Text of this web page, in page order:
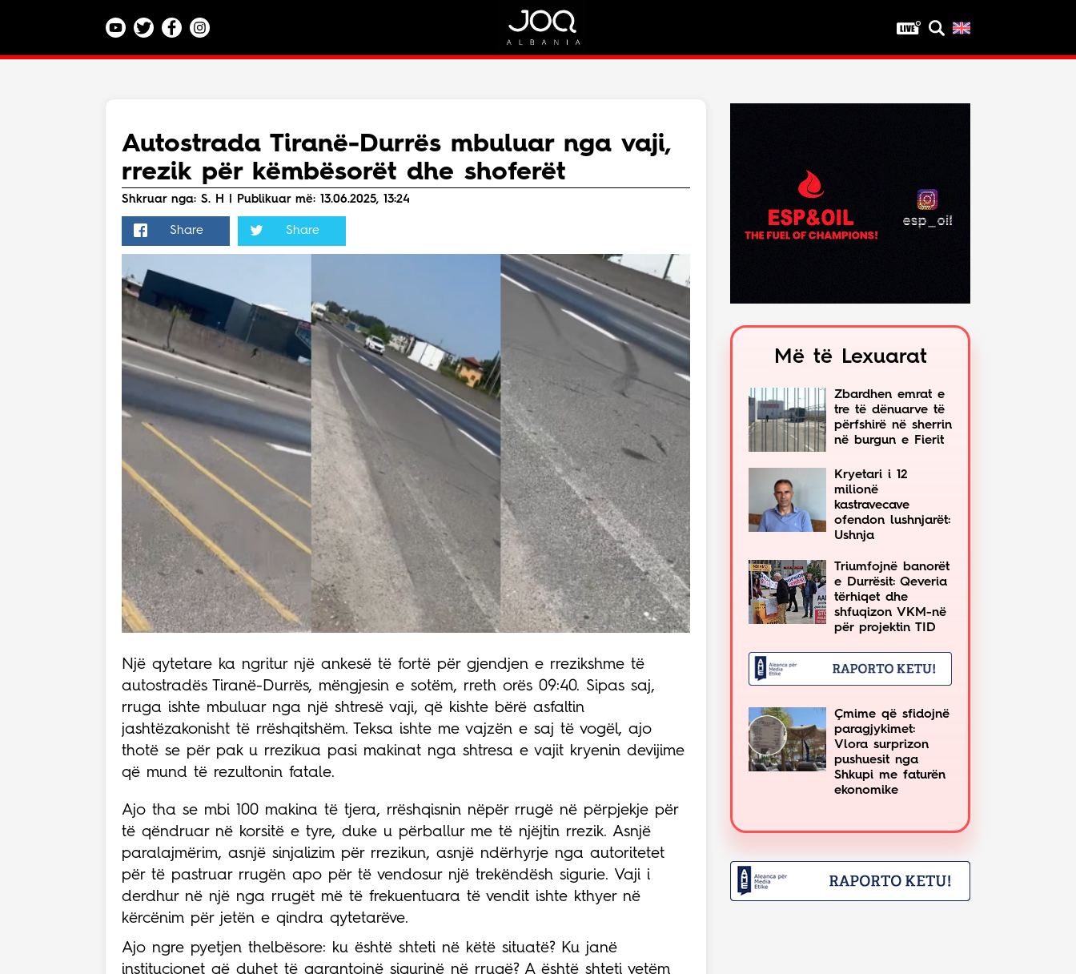
Lajme
Teknologji
Bota
Argëtim
Maqedoni
Puno me ne!
Live
Autostrada Tiranë-Durrës mbuluar nga vaji,
rrezik për këmbësorët dhe shoferët
Shkruar nga: S. H | Publikuar më: 13.06.2025, 13:24
Share Share
Një qytetare ka ngritur një ankesë të fortë për gjendjen e rrezikshme të
autostradës Tiranë-Durrës, mëngjesin e sotëm, rreth orës 09:40. Sipas saj,
rruga ishte mbuluar nga një shtresë vaji, që kishte bërë asfaltin
jashtëzakonisht të rrëshqitshëm. Teksa ishte me vajzën e saj të vogël, ajo
thotë se për pak u rrezikua pasi makinat nga shtresa e vajit kryenin devijime
që mund të rezultonin fatale.
Ajo tha se mbi 100 makina të tjera, rrëshqisnin nëpër rrugë në përpjekje për
të qëndruar në korsitë e tyre, duke u përballur me të njëjtin rrezik. Asnjë
paralajmërim, asnjë sinjalizim për rrezikun, asnjë ndërhyrje nga autoritetet
për të pastruar rrugën apo për të vendosur një trekëndësh sigurie. Vaji i
derdhur në një nga rrugët më të frekuentuara të vendit ishte kthyer në
kërcënim për jetën e qindra qytetarëve.
Ajo ngre pyetjen thelbësore: ku është shteti në këtë situatë? Ku janë
institucionet që duhet të garantojnë sigurinë në rrugë? A është shteti vetëm
Më të Lexuarat
Zbardhen emrat e
tre të dënuarve të
përfshirë në sherrin
në burgun e Fierit
Kryetari i 12
milionë
kastravecave
ofendon lushnjarët:
Ushnja
Triumfojnë banorët
e Durrësit: Qeveria
tërhiqet dhe
shfuqizon VKM-në
për projektin TID
Çmime që sfidojnë
paragjykimet:
Vlora surprizon
pushuesit nga
Shkupi me faturën
ekonomike